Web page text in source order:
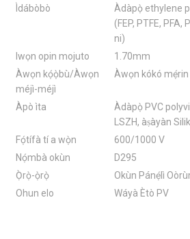
Ìdábòbò
Àdàpọ̀ ethylene
(FEP, PTFE, PFA,
ni)
Iwọn opin mojuto
1.70mm
Àwọn kọ́ọ̀bù/Àwọn
méjì-méjì
Àwọn kókó
Àpò ìta
Àdàpọ̀ PVC
LSZH, àṣàyàn
Fọ́tífà tí a wọ̀n
600/1000 V
Nọ́mbà okùn
D295
Ọ̀rọ̀-ọ̀rọ̀
Okùn Pánẹ́lì
Ohun elo
Wáyà Ètò PV